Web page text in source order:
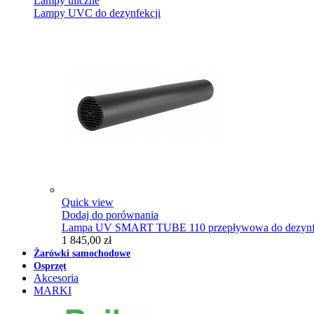
Lampy UVC do dezynfekcji
Quick view
Dodaj do porównania
Lampa UV SMART TUBE 110 przepływowa do
1 845,00 zł
Żarówki samochodowe
Osprzęt
Akcesoria
MARKI